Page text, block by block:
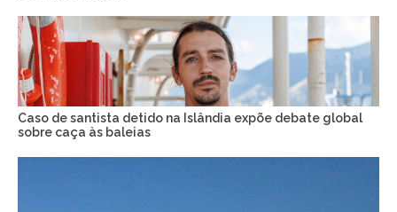
Caso de santista detido na Islândia expõe debate global
sobre caça às baleias